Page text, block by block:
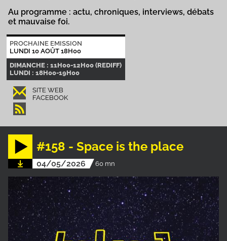
Au programme : actu, chroniques, interviews, débats
et mauvaise foi.
PROCHAINE EMISSION
LUNDI 10 AOÛT 18H00
DIMANCHE : 11H00-12H00 (REDIFF)
LUNDI : 18H00-19H00
SITE WEB
FACEBOOK
#158 - Space is the place
04/05/2026 60 mn